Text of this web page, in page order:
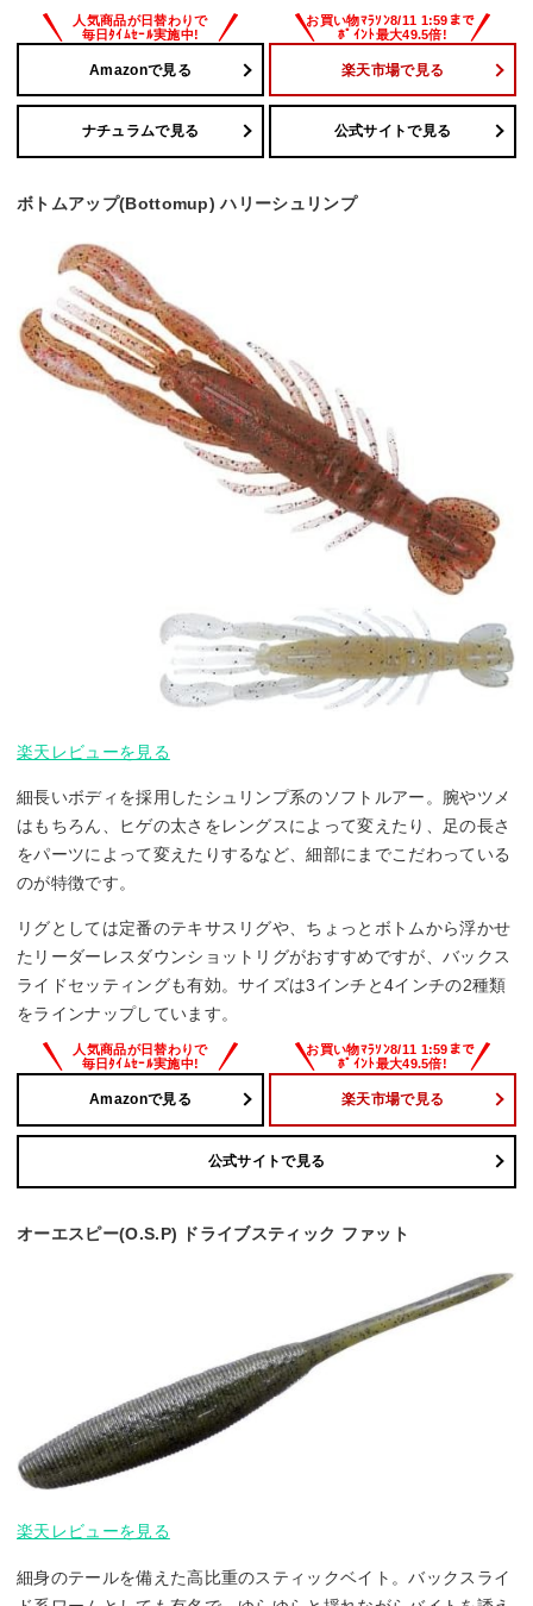
Amazonで見る 楽天市場で見る
ナチュラムで見る 公式サイトで見る
ボトムアップ(Bottomup) ハリーシュリンプ
楽天レビューを見る
細長いボディを採用したシュリンプ系のソフトルアー。腕やツメ
はもちろん、ヒゲの太さをレングスによって変えたり、足の長さ
をパーツによって変えたりするなど、細部にまでこだわっている
のが特徴です。
リグとしては定番のテキサスリグや、ちょっとボトムから浮かせ
たリーダーレスダウンショットリグがおすすめですが、バックス
ライドセッティングも有効。サイズは3インチと4インチの2種類
をラインナップしています。
Amazonで見る 楽天市場で見る
公式サイトで見る
オーエスピー(O.S.P) ドライブスティック ファット
楽天レビューを見る
細身のテールを備えた高比重のスティックベイト。バックスライ